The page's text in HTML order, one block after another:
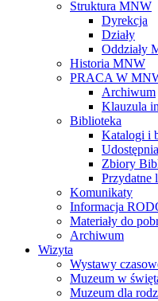
Struktura MNW
Dyrekcja
Działy
Oddziały
Historia MNW
PRACA W
Archiwum
Klauzula
Biblioteka
Katalogi i
Zbiory
Przydatne
Komunikaty
Informacja
Materiały do
Archiwum
Wizyta
Wystawy
Muzeum w
Muzeum dla